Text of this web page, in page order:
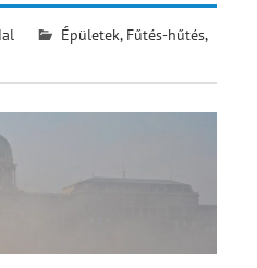
Épületek, Fűtés-hűtés,